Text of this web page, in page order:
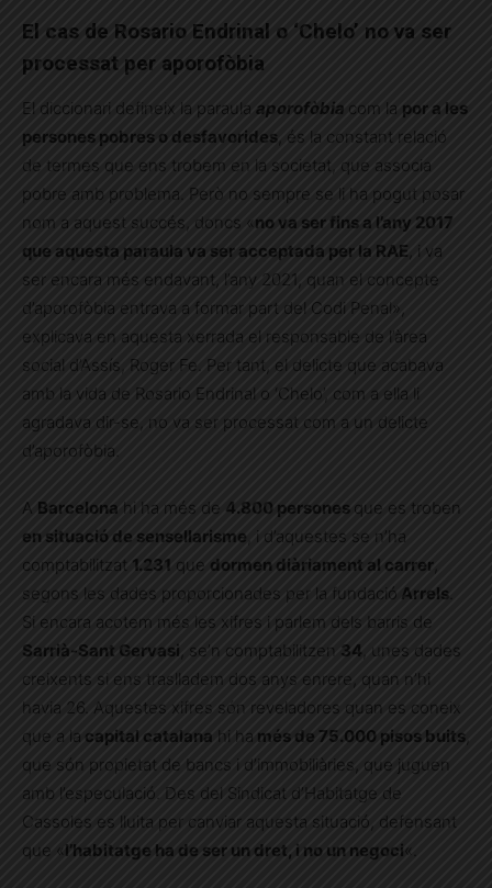
El cas de Rosario Endrinal o ‘Chelo’ no va ser
processat per aporofòbia
El diccionari defineix la paraula aporofòbia com la por a les
persones pobres o desfavorides, és la constant relació
de termes que ens trobem en la societat, que associa
pobre amb problema. Però no sempre se li ha pogut posar
nom a aquest succés, doncs «no va ser fins a l’any 2017
que aquesta paraula va ser acceptada per la RAE, i va
ser encara més endavant, l’any 2021, quan el concepte
d’aporofòbia entrava a formar part del Codi Penal»,
explicava en aquesta xerrada el responsable de l’àrea
social d’Assís, Roger Fe. Per tant, el delicte que acabava
amb la vida de Rosario Endrinal o ‘Chelo’, com a ella li
agradava dir-se, no va ser processat com a un delicte
d’aporofòbia.
A Barcelona hi ha més de 4.800 persones que es troben
en situació de sensellarisme , i d’aquestes se n’ha
comptabilitzat 1.231 que dormen diàriament al carrer,
segons les dades proporcionades per la fundació Arrels.
Si encara acotem més les xifres i parlem dels barris de
Sarrià-Sant Gervasi, se’n comptabilitzen 34 , unes dades
creixents si ens traslladem dos anys enrere, quan n’hi
havia 26. Aquestes xifres són reveladores quan es coneix
que a la capital catalana hi ha més de 75.000 pisos buits
que són propietat de bancs i d’immobiliàries, que juguen
amb l’especulació. Des del Sindicat d’Habitatge de
Cassoles es lluita per canviar aquesta situació, defensant
que «l’habitatge ha de ser un dret, i no un negoci«.